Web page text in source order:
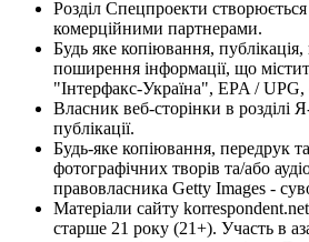
Розділ Спецпроекти створюється
комерційними партнерами.
Будь яке копіювання,
поширення інформації, що
"Інтерфакс-Україна", EPA / UPG,
Власник веб-сторінки в розділі
публікації.
Будь-яке копіювання, передрук
фотографічних творів та/або
правовласника Getty Images -
Матеріали сайту
старше 21 року (21+). Участь в